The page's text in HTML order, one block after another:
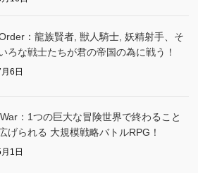
：龍族賢者, 獣人騎士, 妖精射手、そ
ろな戦士たちが君の帝国の為に戦う！
6日
：1つの巨大な冒険世界で終わること
げられる 大規模戦略バトルRPG！
1日